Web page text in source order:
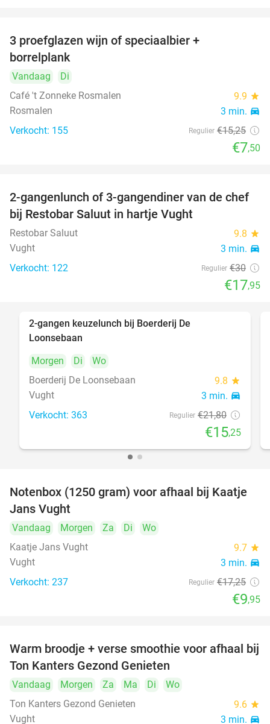
3 proefglazen wijn of speciaalbier +
borrelplank
Vandaag
Di
Café 't Zonneke Rosmalen
9.9 star
Rosmalen 3 min. directions_car
Verkocht: 155 Regulier €15,25
€7,50
40%
2-gangenlunch of 3-gangendiner van de chef
bij Restobar Saluut in hartje Vught
Restobar Saluut 9.8 star
Vught 3 min. directions_car
Verkocht: 122 Regulier €30
€17,95
2-gangen keuzelunch bij Boerderij De
Loonsebaan
Morgen
Di
Wo
Boerderij De Loonsebaan
9.8 star
Vught 3 min. directions_car
Verkocht: 363 Regulier €21,80
€15,25
42%
Notenbox (1250 gram) voor afhaal bij Kaatje
Jans Vught
Vandaag Morgen Za Di
Wo
Kaatje Jans Vught
9.7 star
Vught 3 min. directions_car
Verkocht: 237 Regulier €17,25
€9,95
43%
Warm broodje + verse smoothie voor afhaal bij
Ton Kanters Gezond Genieten
Vandaag Morgen Za Ma Di
Wo
Ton Kanters Gezond Genieten
9.6 star
Vught 3 min. directions_car